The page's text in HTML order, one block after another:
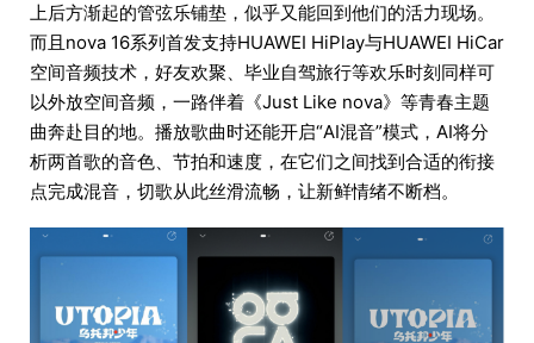
上后方渐起的管弦乐铺垫，似乎又能回到他们的活力现场。
而且nova 16系列首发支持HUAWEI HiPlay与HUAWEI HiCar
空间音频技术，好友欢聚、毕业自驾旅行等欢乐时刻同样可
以外放空间音频，一路伴着《Just Like nova》等青春主题
曲奔赴目的地。播放歌曲时还能开启“AI混音”模式，AI将分
析两首歌的音色、节拍和速度，在它们之间找到合适的衔接
点完成混音，切歌从此丝滑流畅，让新鲜情绪不断档。